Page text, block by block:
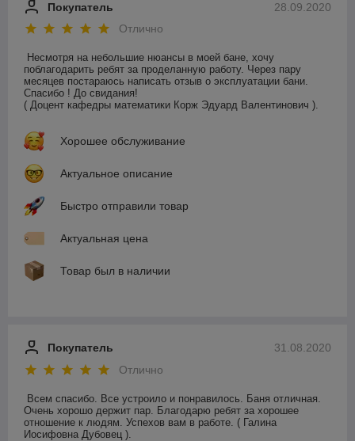
28.09.2020
Покупатель
Отлично
Несмотря на небольшие нюансы в моей бане, хочу
поблагодарить ребят за проделанную работу. Через пару
месяцев постараюсь написать отзыв о эксплуатации бани.
Спасибо ! До свидания!
( Доцент кафедры математики Корж Эдуард Валентинович ).
Хорошее обслуживание
Актуальное описание
Быстро отправили товар
Актуальная цена
Товар был в наличии
31.08.2020
Покупатель
Отлично
Всем спасибо. Все устроило и понравилось. Баня отличная.
Очень хорошо держит пар. Благодарю ребят за хорошее
отношение к людям. Успехов вам в работе. ( Галина
Иосифовна Дубовец ).